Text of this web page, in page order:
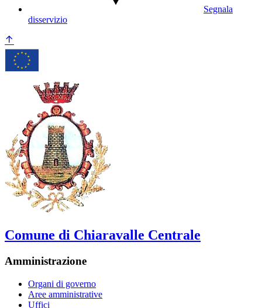
Segnala
disservizio
Comune di Chiaravalle Centrale
Amministrazione
Organi di governo
Aree amministrative
Uffici